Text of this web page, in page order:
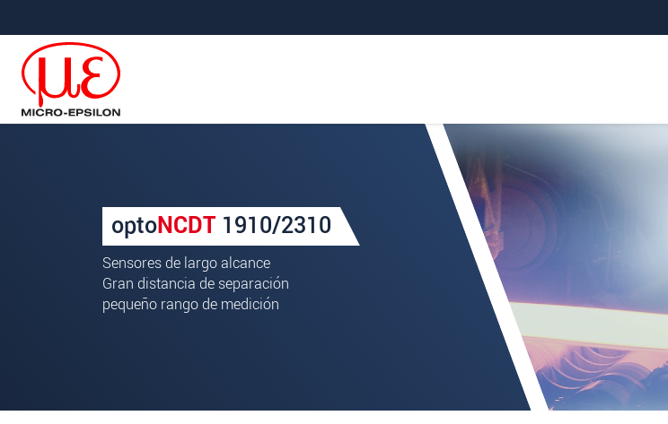
optoNCDT 1910/2310
Sensores de largo alcance
Gran distancia de separación
pequeño rango de medición
Your request for: Sensores láser de largo alcance
Title*
First name*